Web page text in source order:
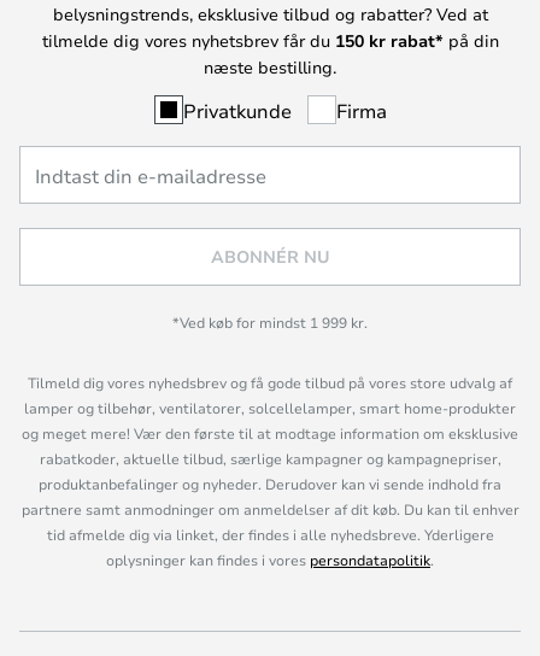
belysningstrends, eksklusive tilbud og rabatter? Ved at
tilmelde dig vores nyhetsbrev får du 150 kr rabat* på din
næste bestilling.
Privatkunde Firma
ABONNÉR NU
*Ved køb for mindst 1 999 kr.
Tilmeld dig vores nyhedsbrev og få gode tilbud på vores store udvalg af
lamper og tilbehør, ventilatorer, solcellelamper, smart home-produkter
og meget mere! Vær den første til at modtage information om eksklusive
rabatkoder, aktuelle tilbud, særlige kampagner og kampagnepriser,
produktanbefalinger og nyheder. Derudover kan vi sende indhold fra
partnere samt anmodninger om anmeldelser af dit køb. Du kan til enhver
tid afmelde dig via linket, der findes i alle nyhedsbreve. Yderligere
oplysninger kan findes i vores persondatapolitik.